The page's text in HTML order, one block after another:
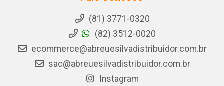
(81) 3771-0320
(82) 3512-0020
ecommerce@abreuesilvadistribuidor.com.br
sac@abreuesilvadistribuidor.com.br
Instagram